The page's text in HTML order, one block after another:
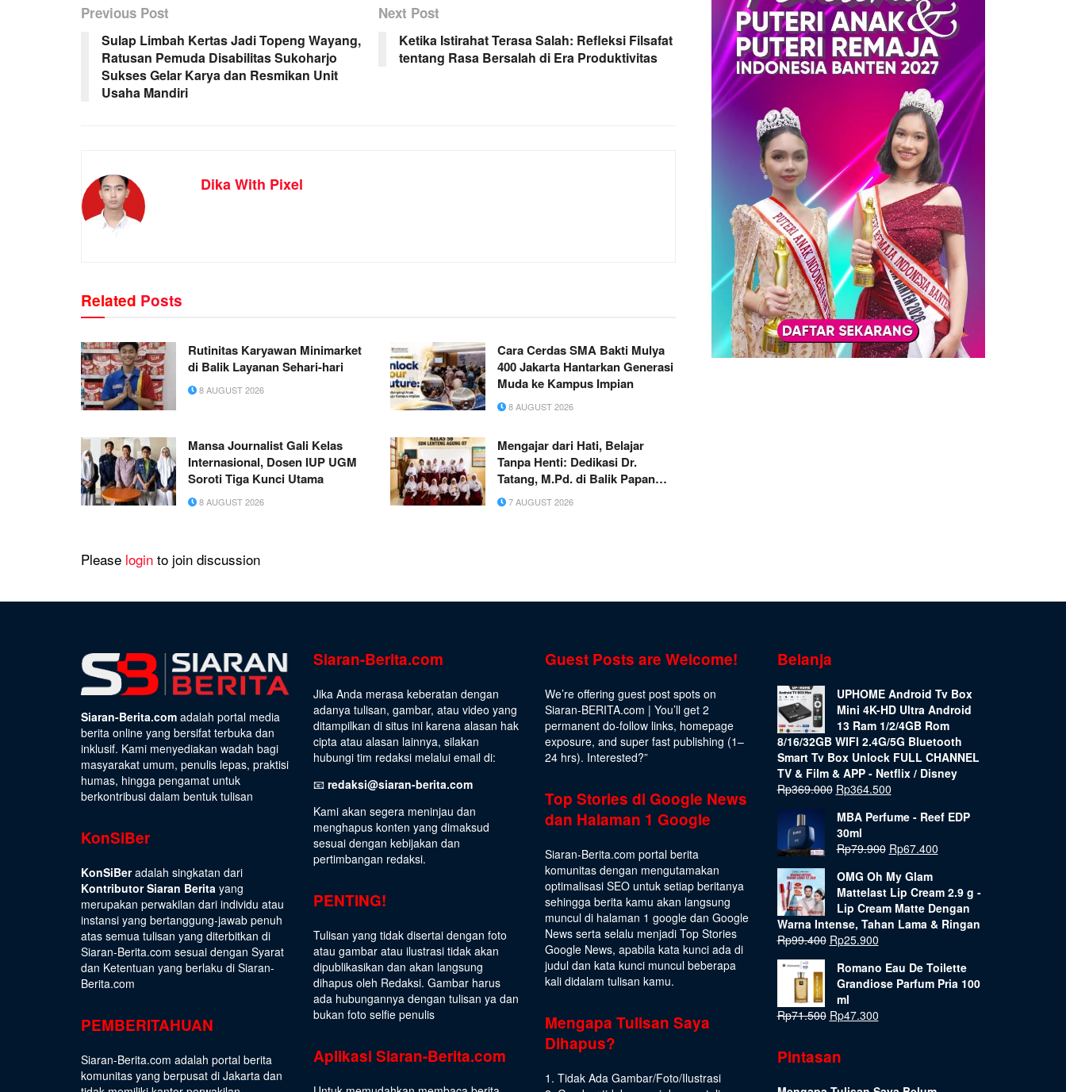
Previous Post
Sulap Limbah Kertas Jadi Topeng Wayang,
Ratusan Pemuda Disabilitas Sukoharjo
Sukses Gelar Karya dan Resmikan Unit
Usaha Mandiri
Next Post
Ketika Istirahat Terasa Salah: Refleksi Filsafat
tentang Rasa Bersalah di Era Produktivitas
Dika With Pixel
Related Posts
Rutinitas Karyawan Minimarket
di Balik Layanan Sehari-hari
8 AUGUST 2026
Cara Cerdas SMA Bakti Mulya
400 Jakarta Hantarkan Generasi
Muda ke Kampus Impian
8 AUGUST 2026
Mansa Journalist Gali Kelas
Internasional, Dosen IUP UGM
Soroti Tiga Kunci Utama
8 AUGUST 2026
Mengajar dari Hati, Belajar
Tanpa Henti: Dedikasi Dr.
Tatang, M.Pd. di Balik Papan
Tulis SD
7 AUGUST 2026
Please login to join discussion
Siaran-Berita.com adalah portal media
berita online yang bersifat terbuka dan
inklusif. Kami menyediakan wadah bagi
masyarakat umum, penulis lepas, praktisi
humas, hingga pengamat untuk
berkontribusi dalam bentuk tulisan
KonSiBer
KonSiBeradalah singkatan dari
Kontributor Siaran Berita yang
merupakan perwakilan dari individu atau
instansi yang bertanggung-jawab penuh
atas semua tulisan yang diterbitkan di
Siaran-Berita.com sesuai dengan Syarat
dan Ketentuan yang berlaku di Siaran-
Berita.com
PEMBERITAHUAN
Siaran-Berita.com adalah portal berita
komunitas yang berpusat di Jakarta dan
Siaran-Berita.com
Jika Anda merasa keberatan dengan
adanya tulisan, gambar, atau video yang
ditampilkan di situs ini karena alasan hak
cipta atau alasan lainnya, silakan
hubungi tim redaksi melalui email di:
📧 redaksi@siaran-berita.com
Kami akan segera meninjau dan
menghapus konten yang dimaksud
sesuai dengan kebijakan dan
pertimbangan redaksi.
PENTING!
Tulisan yang tidak disertai dengan foto
atau gambar atau ilustrasi tidak akan
dipublikasikan dan akan langsung
dihapus oleh Redaksi. Gambar harus
ada hubungannya dengan tulisan ya dan
bukan foto selfie penulis
Aplikasi Siaran-Berita.com
Guest Posts are Welcome!
We’re offering guest post spots on
Siaran-BERITA.com | You’ll get 2
permanent do-follow links, homepage
exposure, and super fast publishing (1–
24 hrs). Interested?”
Top Stories di Google News
dan Halaman 1 Google
Siaran-Berita.com portal berita
komunitas dengan mengutamakan
optimalisasi SEO untuk setiap beritanya
sehingga berita kamu akan langsung
muncul di halaman 1 google dan Google
News serta selalu menjadi Top Stories
Google News, apabila kata kunci ada di
judul dan kata kunci muncul beberapa
kali didalam tulisan kamu.
Mengapa Tulisan Saya
Dihapus?
1. Tidak Ada Gambar/Foto/Ilustrasi
Belanja
UPHOME Android Tv Box
Mini 4K-HD Ultra Android
13 Ram 1/2/4GB Rom
8/16/32GB WIFI 2.4G/5G Bluetooth
Smart Tv Box Unlock FULL CHANNEL
TV & Film & APP - Netflix / Disney
Rp369.000 Rp364.500
MBA Perfume - Reef EDP
30ml
Rp79.900 Rp67.400
OMG Oh My Glam
Mattelast Lip Cream 2.9 g -
Lip Cream Matte Dengan
Warna Intense, Tahan Lama & Ringan
Rp99.400 Rp25.900
Romano Eau De Toilette
Grandiose Parfum Pria 100
ml
Rp71.500 Rp47.300
Pintasan